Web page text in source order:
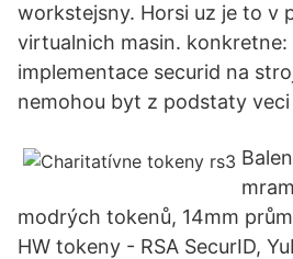
workstejsny. Horsi uz je to v
virtualnich masin.
implementace securid na
nemohou byt z podstaty
modrých tokenů, 14mm
HW tokeny - RSA SecurID,